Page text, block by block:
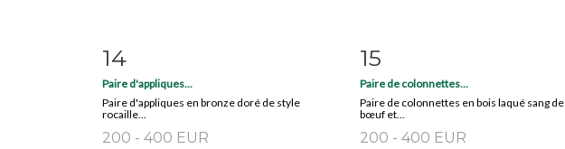
14
Paire d'appliques...
Paire d'appliques en bronze doré de style
rocaille...
200 - 400 EUR
15
Paire de colonnettes...
Paire de colonnettes en bois laqué sang de
bœuf et...
200 - 400 EUR